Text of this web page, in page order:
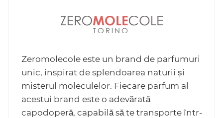
Zeromolecole este un brand de parfumuri
unic, inspirat de splendoarea naturii și
misterul moleculelor. Fiecare parfum al
acestui brand este o adevărată
capodoperă, capabilă să te transporte într-